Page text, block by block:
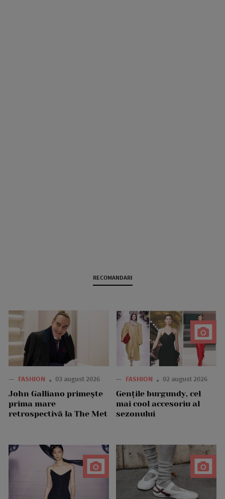
RECOMANDARI
— FASHION 03 august 2026
John Galliano primește
prima mare
retrospectivă la The Met
— FASHION 02 august 2026
Gențile burgundy, cel
mai cool accesoriu al
sezonului